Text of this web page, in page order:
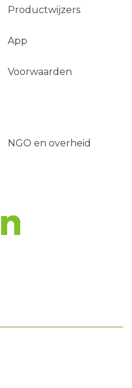
Productwijzers
App
Voorwaarden
NGO en overheid